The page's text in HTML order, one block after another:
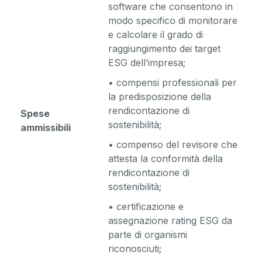
Spese
ammissibili
software che consentono in
modo specifico di monitorare
e calcolare il grado di
raggiungimento dei target
ESG dell’impresa;
• compensi professionali per
la predisposizione della
rendicontazione di
sostenibilità;
• compenso del revisore che
attesta la conformità della
rendicontazione di
sostenibilità;
• certificazione e
assegnazione rating ESG da
parte di organismi
riconosciuti;